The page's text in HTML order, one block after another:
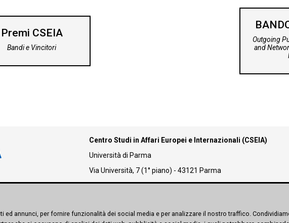
Premi CSEIA
Bandi e Vincitori
Outgoing
and
Centro Studi in Affari Europei e Internazionali (CSEIA)
Università di Parma
Via Università, 7 (1° piano) - 43121 Parma
ed annunci, per fornire funzionalità dei social media e per analizzare il nostro traffico.